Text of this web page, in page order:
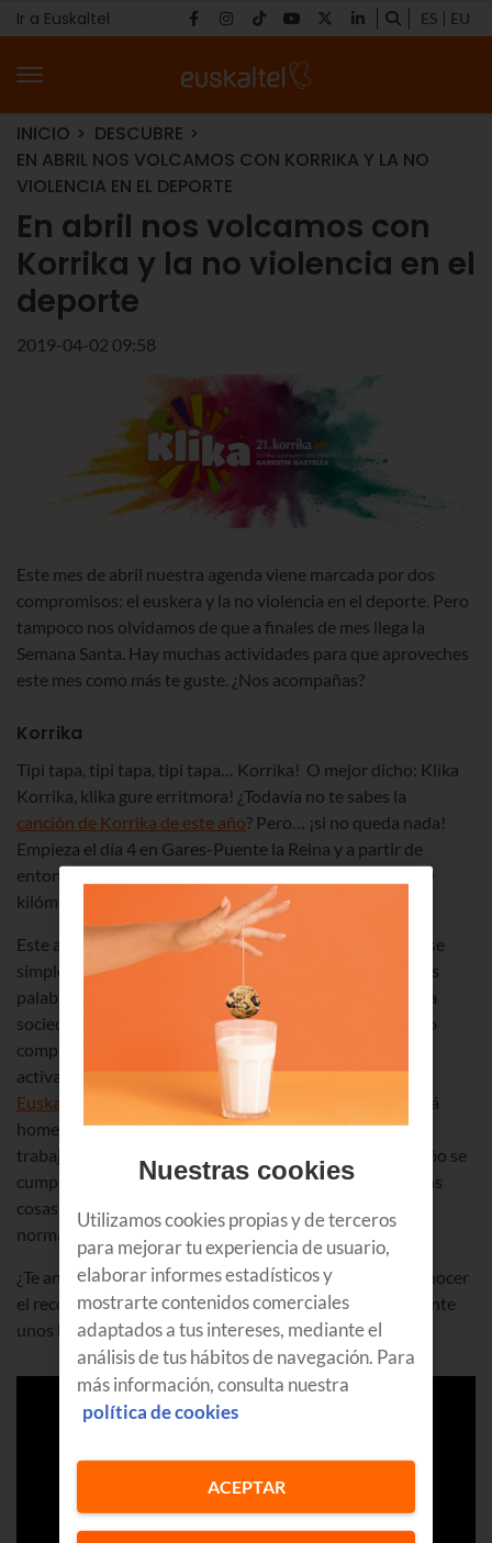
Ir a Euskaltel ES EU
INICIO
DESCUBRE
EN ABRIL NOS VOLCAMOS CON KORRIKA Y LA NO
VIOLENCIA EN EL DEPORTE
En abril nos volcamos con
Korrika y la no violencia en el
deporte
2019-04-02 09:58
Este mes de abril nuestra agenda viene marcada por dos
compromisos: el euskera y la no violencia en el deporte. Pero
tampoco nos olvidamos de que a finales de mes llega la
Semana Santa. Hay muchas actividades para que aproveches
este mes como más te guste. ¿Nos acompañas?
Korrika
Tipi tapa, tipi tapa, tipi tapa… Korrika! O mejor dicho: Klika
Korrika, klika gure erritmora! ¿Todavía no te sabes la
canción de Korrika de este año? Pero… ¡si no queda nada!
Empieza el día 4 en Gares-Puente la Reina y a partir de
entonces va a ser un no parar: 11 días de carrera y 2.000
kilómetros de recorrido hasta llegar a Vitoria-Gasteiz.
Este año, Klika Korrika va a significar mucho más que ese
simple gesto o movimiento: va a simbolizar el paso de las
palabras a los compromisos, y en todos los ámbitos de la
sociedad. Este año con Korrika vamos a mostrar nuestro
compromiso en favor de la normalización y la utilización
activa del euskera, como ya hicimos durante el pasado
Euskaraldia
. Además, en la edición de este año se rendirá
homenaje aTxillardegi, una de las personas que más ha
trabajado por la unificación del euskera. Y es que este año se
cumple el 50 aniversario del euskera unificado, una de las
cosas más importantes que se han hecho por la
normalización del euskera.
¿Te animas a celebrarlo con unas carreras? Si quieres conocer
el recorrido para acompañar al pelotón euskaldun durante
unos kilómetros,klika aquí. ¡Te esperamos!
Nuestras cookies
Utilizamos cookies propias y de terceros
para mejorar tu experiencia de usuario,
elaborar informes estadísticos y
mostrarte contenidos comerciales
adaptados a tus intereses, mediante el
análisis de tus hábitos de navegación. Para
más información, consulta nuestra
política de cookies
ACEPTAR